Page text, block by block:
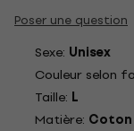
Poser une question
Sexe: Unisex
Couleur selon
Taille: L
Matière: Coton